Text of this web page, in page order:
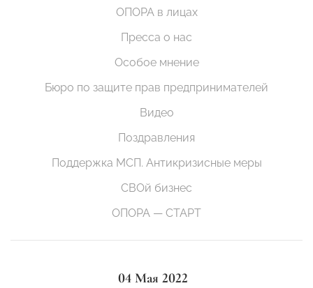
ОПОРА в лицах
Пресса о нас
Особое мнение
Бюро по защите прав предпринимателей
Видео
Поздравления
Поддержка МСП. Антикризисные меры
СВОй бизнес
ОПОРА — СТАРТ
04 Мая 2022